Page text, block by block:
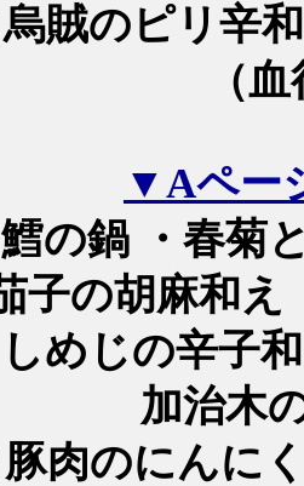
烏賊のピリ辛
（
▼Aペー
鱈の鍋 ・春菊
子の胡麻和
しめじの辛子
加治木
豚肉のにんに